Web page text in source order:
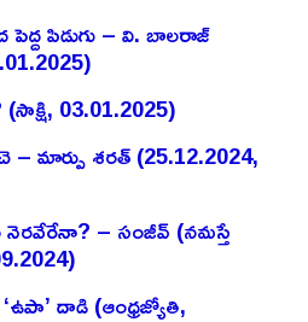
పెద్ద పిడుగు – వి. బాలరాజ్‌
03.01.2025)
– మార్పు శరత్ (25.12.2024,
నెరవేరేనా? – సంజీవ్ (నమస్తే
దాడి (ఆంధ్రజ్యోతి,